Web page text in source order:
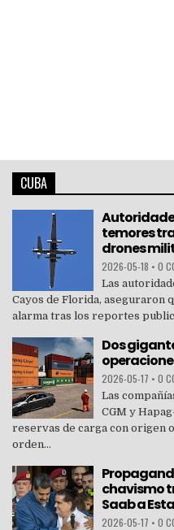
CUBA
temores
drones
2026-05-18 • 0
Las
Cayos de Florida, aseguraron
alarma tras los reportes
Dos
2026-05-17 • 0
Las
CGM y
reservas de carga con origen
orden...
chavismo
Saab a
2026-05-17 • 0